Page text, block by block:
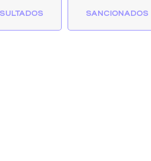
SANCIONADOS